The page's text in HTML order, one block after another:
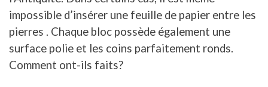
impossible d’insérer une feuille de papier entre les
pierres . Chaque bloc possède également une
surface polie et les coins parfaitement ronds.
Comment ont-ils faits?